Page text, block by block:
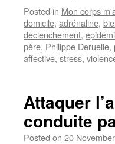
Posted in Mon corps
domicile, adrénaline,
déclenchement,
père, Philippe Deruelle,
affective, stress,
Attaquer
conduite
Posted on 20